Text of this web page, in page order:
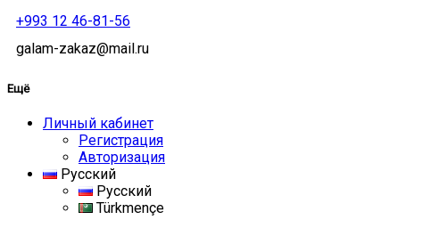
+993 12 46-81-56
galam-zakaz@mail.ru
Ещё
Личный кабинет
Регистрация
Авторизация
Русский
Русский
Türkmençe